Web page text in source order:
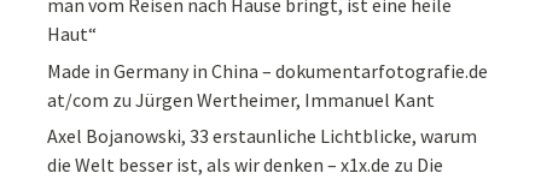
man vom Reisen nach Hause bringt, ist eine heile
Haut“
Made in Germany in China – dokumentarfotografie.de
at/com zuJürgen Wertheimer, Immanuel Kant
Axel Bojanowski, 33 erstaunliche Lichtblicke, warum
die Welt besser ist, als wir denken – x1x.de zu Die